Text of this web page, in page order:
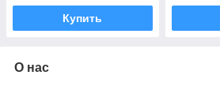
Купить
О нас